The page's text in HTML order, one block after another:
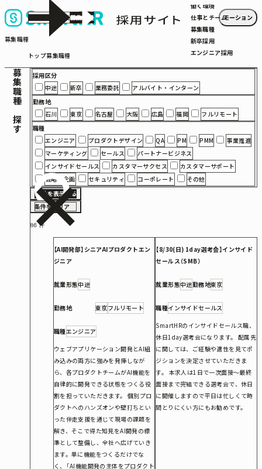
モーション
カ
ア
談
カジュアル面談
募
募集職種
働く環境
仕事とチーム
募集職種
新卒採用
エンジニア採用
募集職種
トップ募集職種
募集職種を探す
採用区分
中途
新卒 業務委託
アルバイト・インターン
勤務地
石川
東京 名古屋 大阪 広島 福岡
フルリモート
職種
エンジニア
プロダクトデザイン QA PM PMM
事業推進
マーケティング
セールス
パートナービジネス
インサイドセールス
カスタマーサクセス
カスタマーサポート
戦略・企画
セキュリティ コーポレート
その他
86
件
を
表
す
る
86件を表示する
件
を
ア
条件をクリア
86 件
【AI開発部】シニアAIプロダクトエン
ジニア
就業形態中途
勤務地 東京フルリモート
職種エンジニア
ウェブアプリケーション開発とAI組
み込みの両方に強みを発揮しなが
ら、各プロダクトチームがAI機能を
自律的に開発できる状態をつくる役
割を担っていただきます。 個別プロ
ダクトへのハンズオンや壁打ちとい
った伴走支援を通じて現場の課題を
解き、そこで得た知見をAI開発の標
準として整備し、全社へ広げていき
ます。単に機能をつくるだけでな
く、「AI機能開発の主体をプロダクト
【8/30(日) 1day選考会】インサイド
セールス（SMB）
就業形態中途勤務地東京
職種インサイドセールス
SmartHRのインサイドセールス職、
休日1day選考会になります。 配属先
に関しては、ご経験や適性を見てポ
ジションを決定させていただきま
す。 本求人は1日で一次面接〜最終
面接まで完結できる選考会で、休日
に開催しますので平日は忙しくて時
間とりにくい方にもお勧めです。